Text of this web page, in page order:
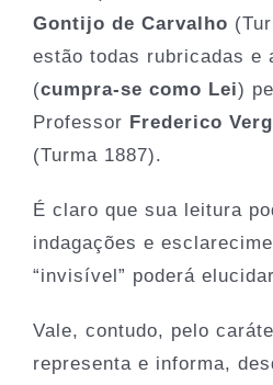
Gontijo de Carvalho
estão todas rubricadas e
(cumpra-se como Lei)
Professor Frederico
(Turma 1887).
É claro que sua leitura
indagações e
“invisível” poderá
Vale, contudo, pelo
representa e informa,